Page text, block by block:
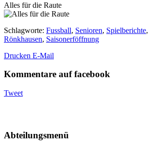
Alles für die Raute
Schlagworte: Fussball, Senioren, Spielberichte,
Rönkhausen, Saisonerföffnung
Drucken E-Mail
Kommentare auf facebook
Tweet
Abteilungsmenü